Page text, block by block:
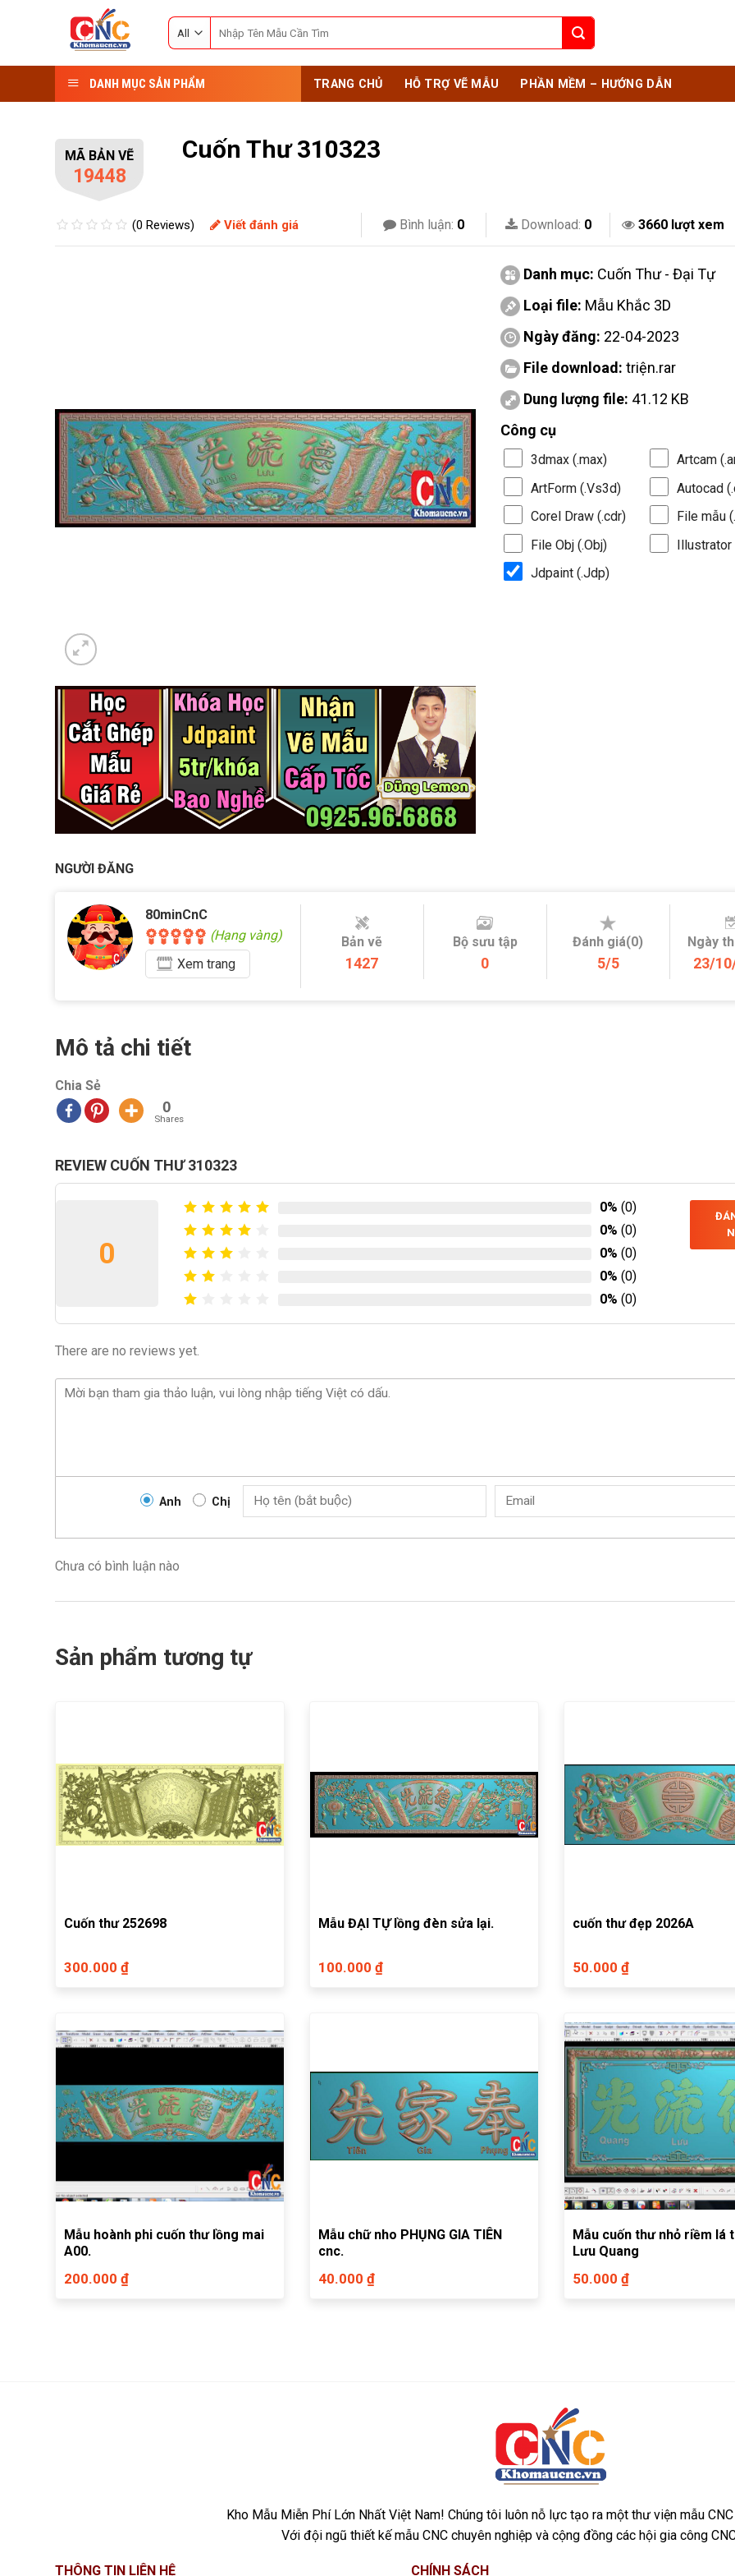
for:
DANH MỤC SẢN PHẨM TRANG CHỦ HỖ TRỢ VẼ MẪU PHẦN MỀM – HƯỚNG DẪN
MÃ BẢN VẼ
19448
Cuốn Thư 310323
(0 Reviews) Viết đánh giá Bình luận: 0 Download: 0 3660 lượt xem
Danh mục: Cuốn Thư - Đại Tự
Loại file: Mẫu Khắc 3D
Ngày đăng: 22-04-2023
File download: triện.rar
Dung lượng file: 41.12 KB
Công cụ
3dmax (.max)
Artcam
ArtForm (.Vs3d)
Autocad
Corel Draw (.cdr)
File mẫu
File Obj (.Obj)
Illustrator
Jdpaint (.Jdp)
NGƯỜI ĐĂNG
80minCnC
(Hạng vàng)
Xem trang
Bản vẽ
1427
Bộ sưu tập
0
Đánh giá(0)
5/5
Ngày
23/
Mô tả chi tiết
Chia Sẻ
0
Shares
REVIEW CUỐN THƯ 310323
0
0% (0)
0% (0)
0% (0)
0% (0)
0% (0)
There are no reviews yet.
Anh Chị
Chưa có bình luận nào
Sản phẩm tương tự
Cuốn thư 252698
300.000 ₫
Mẫu ĐẠI TỰ lồng đèn sửa lại.
100.000 ₫
cuốn thư đẹp 2026A
50.000 ₫
Mẫu hoành phi cuốn thư lồng mai
A00.
200.000 ₫
Mẫu chữ nho PHỤNG GIA TIÊN
cnc.
40.000 ₫
Mẫu cuốn thư nhỏ riềm lá
Lưu Quang
50.000 ₫
Kho Mẫu Miễn Phí Lớn Nhất Việt Nam! Chúng tôi luôn nỗ lực tạo ra một thư viện mẫu
Với đội ngũ thiết kế mẫu CNC chuyên nghiệp và cộng đồng các hội gia công
THÔNG TIN LIÊN HỆ CHÍNH SÁCH